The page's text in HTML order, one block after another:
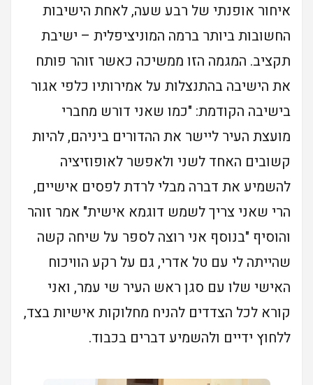
איחור אופנתי של רבע שעה, לאחת הישיבות
החשובות ביותר ברמה המוניציפלית – ישיבת
תקציב. המגמה הזו ממשיכה כאשר זוהר פותח
את הישיבה בהתנצלות על אמירותיו כלפי אגור
בישיבה הקודמת: "כמו שאני דורש מחברי
מועצת העיר ליישר את ההדורים ביניהם, להיות
קשובים האחד לשני ולאפשר לאופוזיציה
להשמיע את דברה מבלי לרדת לפסים אישיים,
הרי שאני צריך לשמש דוגמא אישית" אמר זוהר
והוסיף "בנוסף אני רוצה לספר על שיחה קשה
שהייתה לי עם טל אדרי, גם על רקע הוויכוח
האישי שלו עם סגן ראש העיר שי עמר, ואני
קורא לכל הצדדים להניח מחלוקות אישיות בצד,
ללחוץ ידיים ולהשמיע דברים בכבוד.